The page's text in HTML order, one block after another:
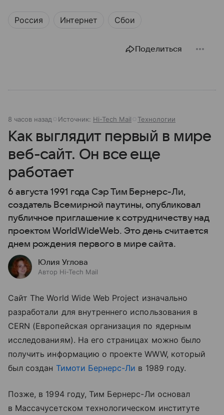
Россия Интернет Сбои
Поделиться
8 часов назад Источник: Hi-Tech Mail Технологии
Как выглядит первый в мире
веб-сайт. Он все еще
работает
6 августа 1991 года Сэр Тим Бернерс-Ли,
создатель Всемирной паутины, опубликовал
публичное приглашение к сотрудничеству над
проектом WorldWideWeb. Это день считается
днем рождения первого в мире сайта.
Юлия Углова
Автор Hi-Tech Mail
Сайт The World Wide Web Project изначально
разработали для внутреннего использования в
CERN (Европейская организация по ядерным
исследованиям). На его страницах можно было
получить информацию о проекте WWW, который
был создан Тимоти Бернерс-Ли в 1989 году.
Позже, в 1994 году, Тим Бернерс-Ли основал
в Массачусетском технологическом институте